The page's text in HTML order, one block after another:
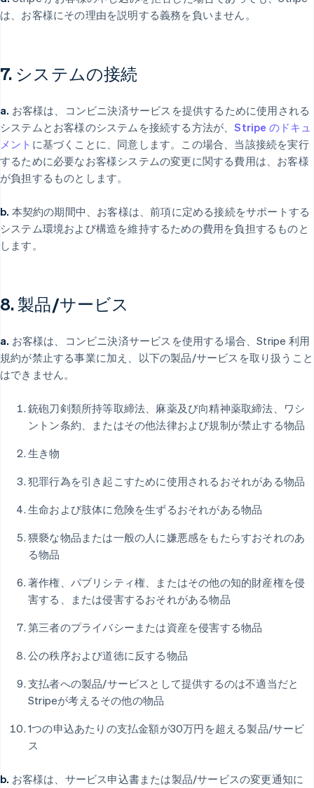
は、お客様にその理由を説明する義務を負いません。
7. システムの接続
a. お客様は、コンビニ決済サービスを提供するために使用される
システムとお客様のシステムを接続する方法が、Stripe のドキュ
メント に基づくことに、同意します。この場合、当該接続を実行
するために必要なお客様システムの変更に関する費用は、お客様
が負担するものとします。
b. 本契約の期間中、お客様は、前項に定める接続をサポートする
システム環境および構造を維持するための費用を負担するものと
します。
8. 製品/サービス
a. お客様は、コンビニ決済サービスを使用する場合、Stripe 利用
規約が禁止する事業に加え、以下の製品/サービスを取り扱うこと
はできません。
銃砲刀剣類所持等取締法、麻薬及び向精神薬取締法、ワシ
ントン条約、またはその他法律および規制が禁止する物品
生き物
犯罪行為を引き起こすために使用されるおそれがある物品
生命および肢体に危険を生ずるおそれがある物品
猥褻な物品または一般の人に嫌悪感をもたらすおそれのあ
る物品
著作権、パブリシティ権、またはその他の知的財産権を侵
害する、または侵害するおそれがある物品
第三者のプライバシーまたは資産を侵害する物品
公の秩序および道徳に反する物品
支払者への製品/サービスとして提供するのは不適当だと
Stripeが考えるその他の物品
1つの申込あたりの支払金額が30万円を超える製品/サービ
ス
b. お客様は、サービス申込書または製品/サービスの変更通知に